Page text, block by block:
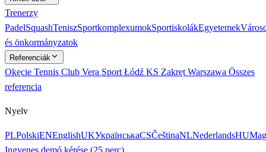
Trenerzy
PadelSquashTeniszSportkomplexumokSportiskolákEgyetemek
és önkormányzatok
Referenciák
Okęcie Tennis Club Vera Sport Łódź KS Zakręt Warszawa Összes
referencia
Nyelv
PLPolskiENEnglishUKУкраїнськаCSČeštinaNLNederlandsHU
Ingyenes demó kérése (25 perc)